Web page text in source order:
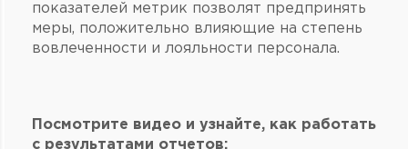
показателей метрик позволят предпринять
меры, положительно влияющие на степень
вовлеченности и лояльности персонала.
Посмотрите видео и узнайте, как работать
с результатами отчетов: